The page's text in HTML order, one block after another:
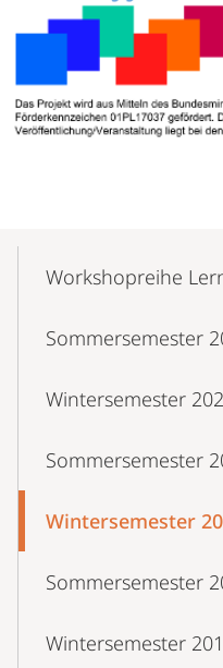
NavigationWorkshopreihe
Sommersemester
Wintersemester
Sommersemester
Wintersemester
Sommersemester
Wintersemester